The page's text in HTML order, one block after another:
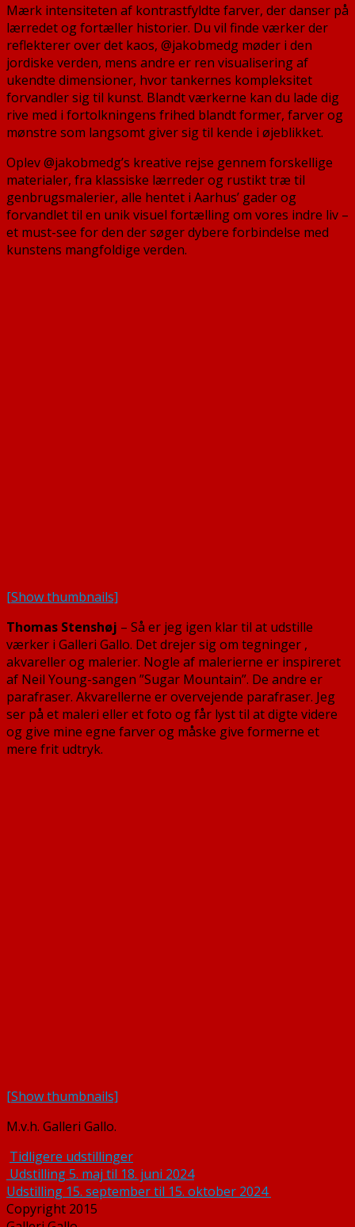
Mærk intensiteten af kontrastfyldte farver, der danser på
lærredet og fortæller historier. Du vil finde værker der
reflekterer over det kaos, @jakobmedg møder i den
jordiske verden, mens andre er ren visualisering af
ukendte dimensioner, hvor tankernes kompleksitet
forvandler sig til kunst. Blandt værkerne kan du lade dig
rive med i fortolkningens frihed blandt former, farver og
mønstre som langsomt giver sig til kende i øjeblikket.
Oplev @jakobmedg’s kreative rejse gennem forskellige
materialer, fra klassiske lærreder og rustikt træ til
genbrugsmalerier, alle hentet i Aarhus’ gader og
forvandlet til en unik visuel fortælling om vores indre liv –
et must-see for den der søger dybere forbindelse med
kunstens mangfoldige verden.
[Show thumbnails]
Thomas Stenshøj – Så er jeg igen klar til at udstille
værker i Galleri Gallo. Det drejer sig om tegninger ,
akvareller og malerier. Nogle af malerierne er inspireret
af Neil Young-sangen ”Sugar Mountain”. De andre er
parafraser. Akvarellerne er overvejende parafraser. Jeg
ser på et maleri eller et foto og får lyst til at digte videre
og give mine egne farver og måske give formerne et
mere frit udtryk.
[Show thumbnails]
M.v.h. Galleri Gallo.
Tidligere udstillinger
Indlægsnavigation
Udstilling 5. maj til 18. juni 2024
Udstilling 15. september til 15. oktober 2024
Copyright 2015